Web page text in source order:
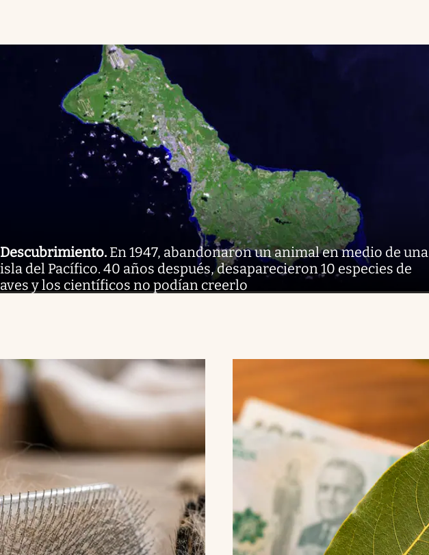
Descubrimiento. En 1947, abandonaron un animal en medio de una
isla del Pacífico. 40 años después, desaparecieron 10 especies de
aves y los científicos no podían creerlo